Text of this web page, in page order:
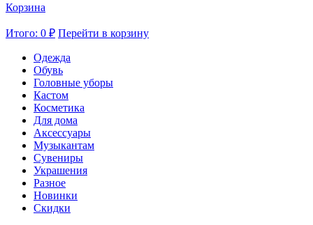
Корзина
Итого: 0 ₽ Перейти в корзину
Одежда
Обувь
Головные уборы
Кастом
Косметика
Для дома
Аксессуары
Музыкантам
Сувениры
Украшения
Разное
Новинки
Скидки